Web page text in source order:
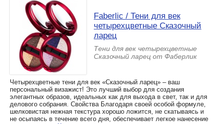
Faberlic / Тени для век
четырехцветные Сказочный
ларец
Тени для век четырехцветные
Сказочный ларец от Фаберлик
Четырехцветные тени для век «Сказочный ларец» – ваш
персональный визажист! Это лучший выбор для создания
элегантных образов, идеальных как для выхода в свет, так и для
делового собрания. Свойства Благодаря своей особой формуле,
шелковистая нежная текстура хорошо ложится, не скатываясь и
не осыпаясь в течение всего дня, обеспечивает легкое нанесение